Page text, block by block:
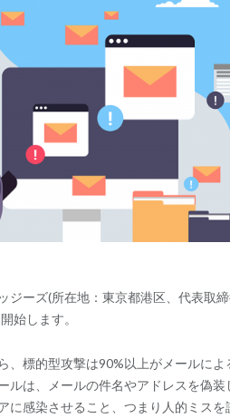
ジーズ(所在地：東京都港区、代表取
始します。
、標的型攻撃は90%以上がメールに
ルは、メールの件名やアドレスを偽
に感染させること、つまり人的ミス